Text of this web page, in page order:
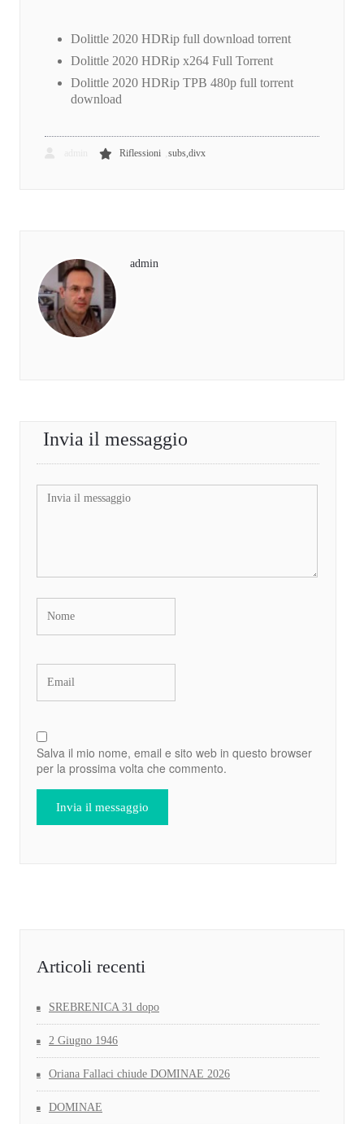
Dolittle 2020 HDRip full download torrent
Dolittle 2020 HDRip x264 Full Torrent
Dolittle 2020 HDRip TPB 480p full torrent
download
Riflessioni subs,divx
admin
Invia il messaggio
Salva il mio nome, email e sito web in questo browser
per la prossima volta che commento.
Articoli recenti
SREBRENICA 31 dopo
2 Giugno 1946
Oriana Fallaci chiude DOMINAE 2026
DOMINAE